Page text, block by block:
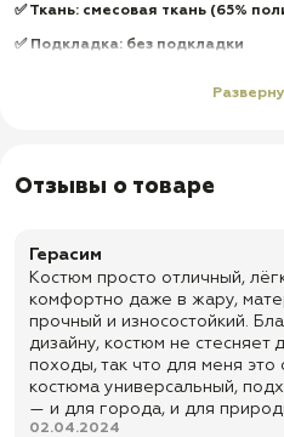
✅ Ткань: смесовая ткань (65%
✅ Подкладка: без подкладки
✅ Низ куртки на резинке
✅ Капюшон утягивается по овалу
✅ 2 вертикальных нагрудных
✅ 2 накладых глубоких кармана
Брюки:
✅ На резинке
✅ Низ брюк на резинке
Отзывы о товаре
Герасим
Костюм просто отличный,
комфортно даже в жару,
прочный и износостойкий.
дизайну, костюм не стесняет
походы, так что для меня
костюма универсальный,
— и для города, и для
02.04.2024